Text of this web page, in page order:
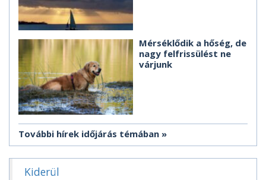
Mérséklődik a hőség, de
nagy felfrissülést ne
várjunk
További hírek időjárás témában
Kiderül